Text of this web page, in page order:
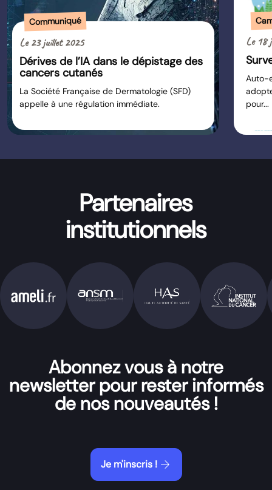
Communiqué
Le 23 juillet 2025
Dérives de l’IA dans le dépistage des
cancers cutanés
La Société Française de Dermatologie (SFD)
appelle à une régulation immédiate.
Le 18
Auto-
pour...
Partenaires
institutionnels
Abonnez vous à notre
newsletter pour rester informés
de nos nouveautés !
Je m'inscris ! arrow_forward